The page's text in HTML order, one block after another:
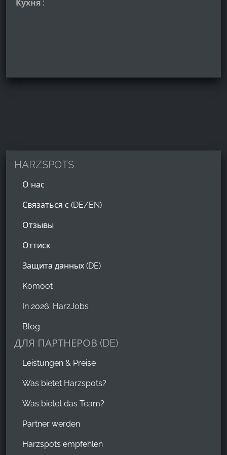
Кухня :
HARZSPOTS
О нас
Связаться с (DE/EN)
Отзывы
Оттиск
Защита данных (DE)
Komoot
In 2026: HarzJobs
Blog
ДЛЯ ПАРТНЕРОВ (DE)
Leistungen & Preise
Was bietet Harzspots?
Was bietet das Team?
Partner werden
Harzspots empfehlen